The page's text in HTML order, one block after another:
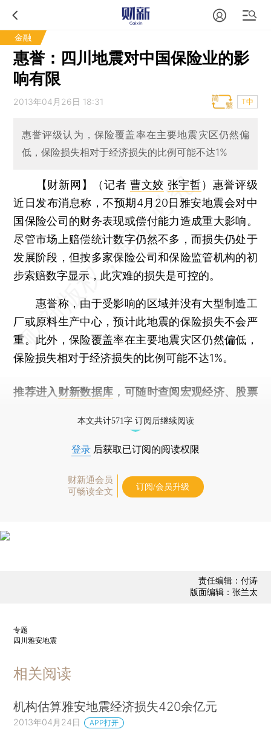
金融
惠誉：四川地震对中国保险业的影
响有限
2013年04月26日 18:31 T中
惠誉评级认为，保险覆盖率在主要地震灾区仍然偏
低，保险损失相对于经济损失的比例可能不达1%
【财新网】（记者曹文姣 张宇哲） 惠誉评级
近日发布消息称，不预期4月20日雅安地震会对中
国保险公司的财务表现或偿付能力造成重大影响。
尽管市场上赔偿统计数字仍然不多，而损失仍处于
发展阶段，但按多家保险公司和保险监管机构的初
步索赔数字显示，此灾难的损失是可控的。
惠誉称，由于受影响的区域并没有大型制造工
厂或原料生产中心，预计此地震的保险损失不会严
重。此外，保险覆盖率在主要地震灾区仍然偏低，
保险损失相对于经济损失的比例可能不达1%。
推荐进入 财新数据库 ，可随时查阅宏观经济、股票
本文共计571字 订阅后继续阅读
登录 后获取已订阅的阅读权限
财新通会员
可畅读全文
订阅/会员升级
责任编辑：付涛
版面编辑：张兰太
专题
四川雅安地震
相关阅读
机构估算雅安地震经济损失420余亿元
2013年04月24日 APP打开